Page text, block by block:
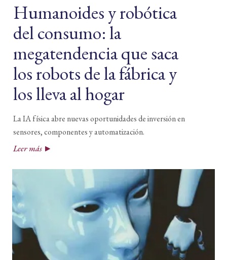
Humanoides y robótica
del consumo: la
megatendencia que saca
los robots de la fábrica y
los lleva al hogar
La IA física abre nuevas oportunidades de inversión en
sensores, componentes y automatización.
Leer más